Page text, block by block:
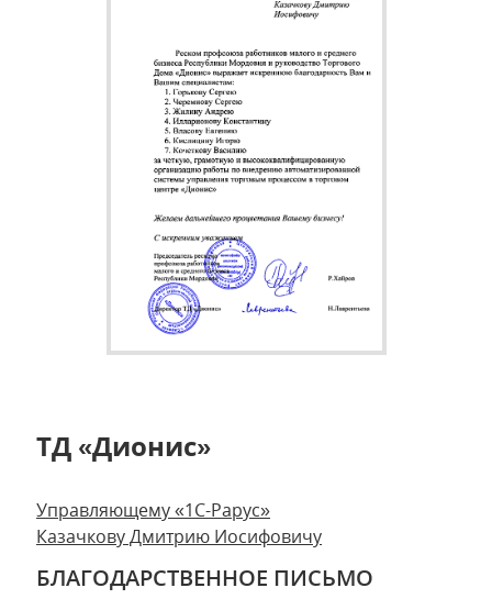
ТД «Дионис»
Управляющему «1С-Рарус»
Казачкову Дмитрию Иосифовичу
БЛАГОДАРСТВЕННОЕ ПИСЬМО